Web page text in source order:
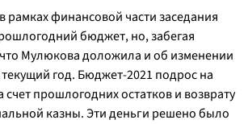
рамках финансовой части заседания
бюджет, но, забегая
Мулюкова доложила и об изменении
год. Бюджет-2021 подрос на
счет прошлогодних остатков и возврату
казны. Эти деньги решено было